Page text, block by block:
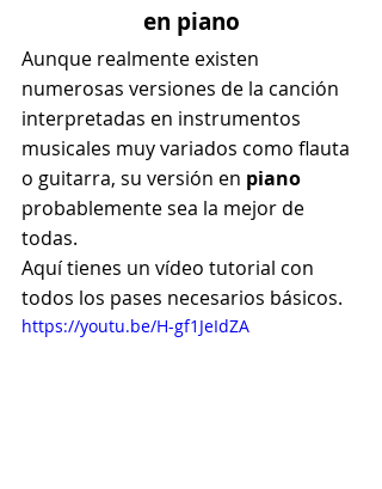
en piano
Aunque realmente existen
numerosas versiones de la canción
interpretadas en instrumentos
musicales muy variados como flauta
o guitarra, su versión en piano
probablemente sea la mejor de
todas.
Aquí tienes un vídeo tutorial con
todos los pases necesarios básicos.
https://youtu.be/H-gf1JeIdZA